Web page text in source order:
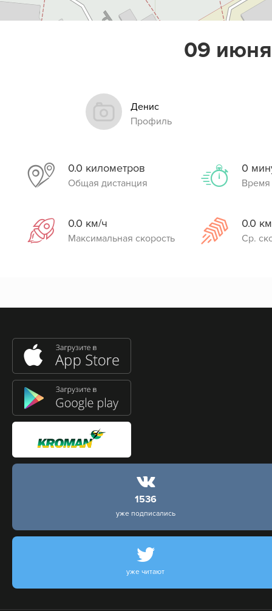
09
Денис
Профиль
0.0 километров
Общая дистанция
0
0.0 км/ч
Максимальная скорость
0.0
Ср.
1536
уже подписались
уже читают